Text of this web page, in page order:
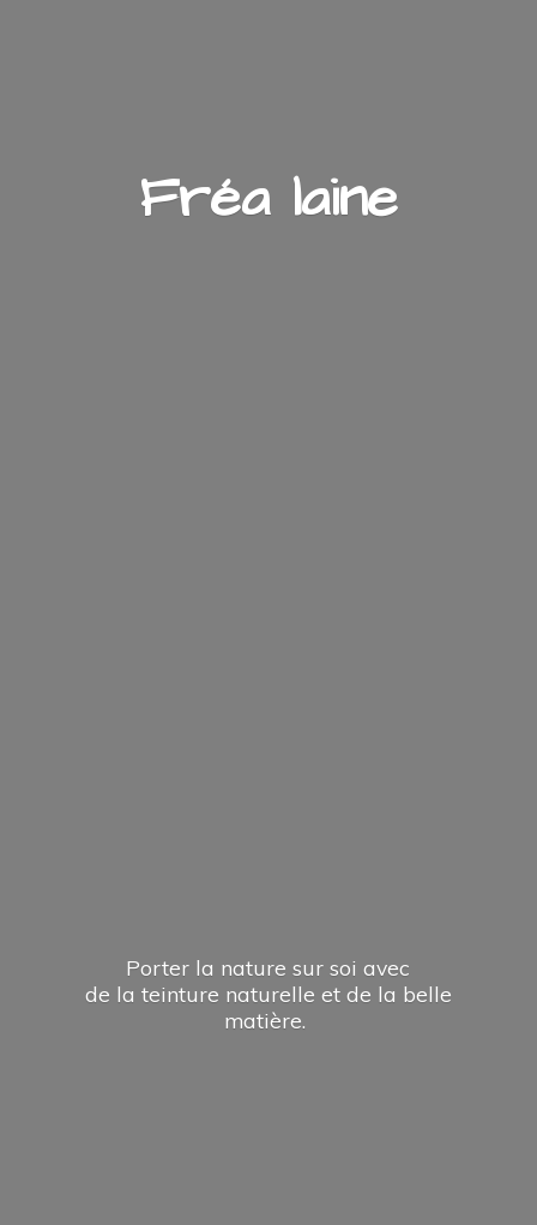
Fréa laine
Porter la nature sur soi avec
de la teinture naturelle et de la belle
matière.